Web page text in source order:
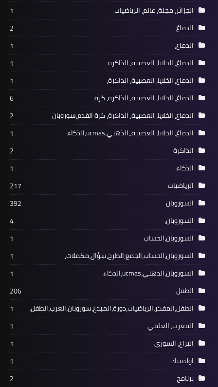
الجزائر، مجلة، عالم، الرياضيات
1
الدماغ
2
الدماغ،
1
الدماغ، الخلايا، العصبية، الذاكرة
1
الدماغ، الخلايا، العصبية، الذاكرة،
1
الدماغ، الخلايا، العصبية، الذاكرة، كرة
6
الدماغ، الخلايا، العصبية، الذاكرة، كرة القدم،سوروبان
2
الدماغ، الخلايا، العصبية،،الذهني،ucmas،الذكاء
1
الذاكرة
2
الذكاء
1
الرياضيات
217
السوروبان
392
السوروبان،
4
السوروبان،الحساب
1
السوروبان،الحساب،الجمع،الطرح،سؤال،مكملات،
1
السوروبان،الذهني،ucmas،الذكاء
1
الطفل
206
الطفل،المفكر،الرياضيات،دورة،المبدع،سوروبان،العرب،الطفل،
1
المغرب، العلمي
1
اليراع، السوري
1
اولمبياد
1
برنامج
2